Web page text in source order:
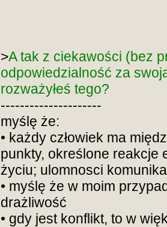
>A tak z ciekawości (bez
odpowiedzialność za
rozważyłeś tego?
---------------------
myślę że:
• każdy człowiek ma
punkty, określone reakcje
życiu; ulomnosci
• myślę że w moim
drażliwość
• gdy jest konflikt, to w